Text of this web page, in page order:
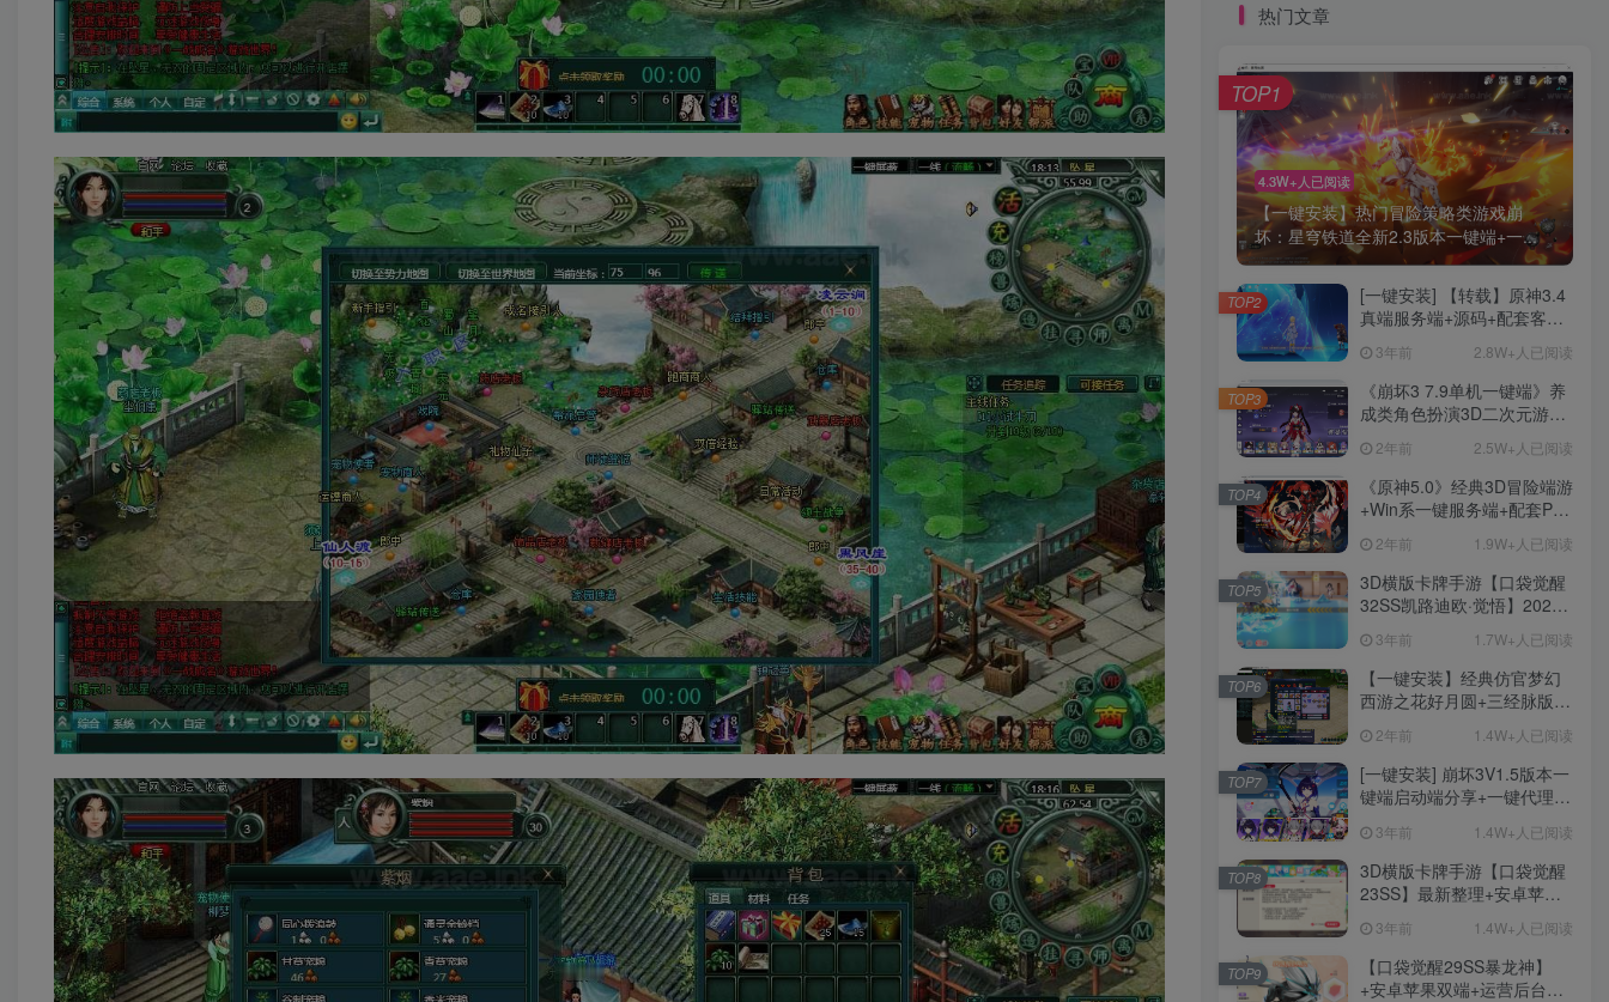
热门文章
4.3W+人已阅读
【一键安装】热门冒险策略类游戏崩
坏：星穹铁道全新2.3版本一键端+一...
TOP1
[一键安装] 【转载】原神3.4
真端服务端+源码+配套客户
说明文件
3年前 2.8W+人已阅读
TOP2
《崩坏3 7.9单机一键端》养
成类角色扮演3D二次元游
用、无限资源、附带保姆级
安装教程
2年前 2.5W+人已阅读
TOP3
《原神5.0》经典3D冒险端游
+Win系一键服务端+配套PC
池文件
2年前 1.9W+人已阅读
TOP4
3D横版卡牌手游【口袋觉醒
32SS凯路迪欧·觉悟】2023
+支付对接+安卓苹果双端+运
营后台+GM授权后台+代理
后台
3年前 1.7W+人已阅读
TOP5
【一键安装】经典仿官梦幻
西游之花好月圆+三经脉版本
卡+剧情活动+视频搭建及其
他修改资料
2年前 1.4W+人已阅读
TOP6
[一键安装] 崩坏3V1.5版本一
键端启动端分享+一键代理
ID+详细指令+极简一键修改
3年前 1.4W+人已阅读
TOP7
3D横版卡牌手游【口袋觉醒
23SS】最新整理+安卓苹果
细搭建教程
3年前 1.4W+人已阅读
TOP8
【口袋觉醒29SS暴龙神】
+安卓苹果双端+运营后台
TOP9